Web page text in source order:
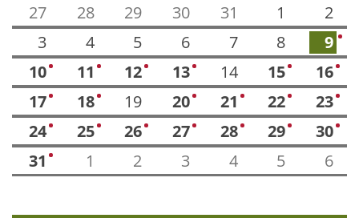
27
28 29 30 31 1
2
3
4 5 6 7 8 9 1
10 2 11 3 12 1 13 2 14 15 2 16 1
17 1 18 1 19 20 2 21 1 22 1 23 2
24 1 25 1 26 1 27 2 28 2 29 1 30 3
31 1 1 2 3 4 5 6